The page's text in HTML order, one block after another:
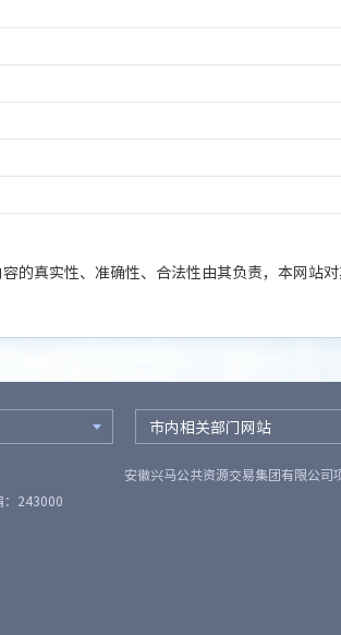
真实性、准确性、合法性由其负责，本网站对
市内相关部门网站
：243000
安徽兴马公共资源交易集团有限公司